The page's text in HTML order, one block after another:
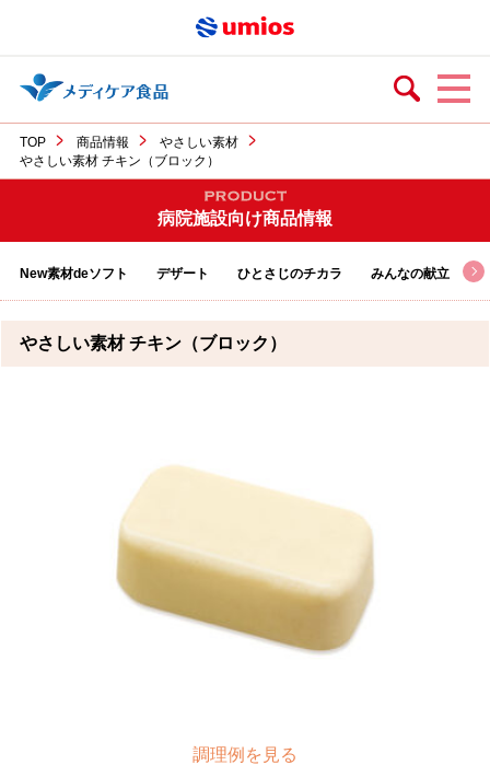
TOP 商品情報
やさしい素材
やさしい素材 チキン（ブロック）
病院施設向け商品情報
New素材deソフト デザート ひとさじのチカラ みんなの献立
やさしい素材 チキン（ブロック）
調理例を見る